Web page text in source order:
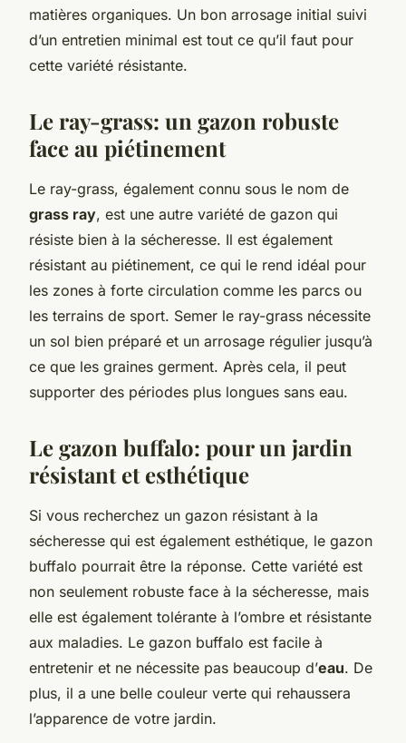
matières organiques. Un bon arrosage initial suivi
d’un entretien minimal est tout ce qu’il faut pour
cette variété résistante.
Le ray-grass: un gazon robuste
face au piétinement
Le ray-grass, également connu sous le nom de
grass ray, est une autre variété de gazon qui
résiste bien à la sécheresse. Il est également
résistant au piétinement, ce qui le rend idéal pour
les zones à forte circulation comme les parcs ou
les terrains de sport. Semer le ray-grass nécessite
un sol bien préparé et un arrosage régulier jusqu’à
ce que les graines germent. Après cela, il peut
supporter des périodes plus longues sans eau.
Le gazon buffalo: pour un jardin
résistant et esthétique
Si vous recherchez un gazon résistant à la
sécheresse qui est également esthétique, le gazon
buffalo pourrait être la réponse. Cette variété est
non seulement robuste face à la sécheresse, mais
elle est également tolérante à l’ombre et résistante
aux maladies. Le gazon buffalo est facile à
entretenir et ne nécessite pas beaucoup d’eau. De
plus, il a une belle couleur verte qui rehaussera
l’apparence de votre jardin.